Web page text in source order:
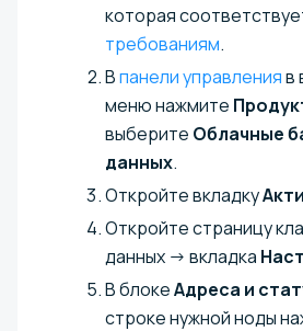
которая
требованиям.
Впанели управленияв
меню нажмите
выберите Облачные
данных.
Откройте вкладку
Откройте страницу
данных → вкладка
В блокеАдреса и
строке нужной ноды